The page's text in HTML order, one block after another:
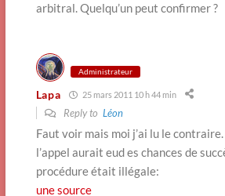
arbitral. Quelqu’un peut confirmer ?
Administrateur
Lapa 25 mars 2011 10 h 44 min
Reply to Léon
Faut voir mais moi j’ai lu le
l’appel aurait eud es chances de
procédure était illégale:
une source